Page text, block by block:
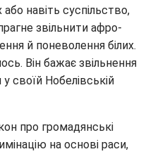
навіть суспільство,
звільнити афро-
й поневолення білих.
Він бажає звільнення
своїй Нобелівській
про громадянські
на основі раси,